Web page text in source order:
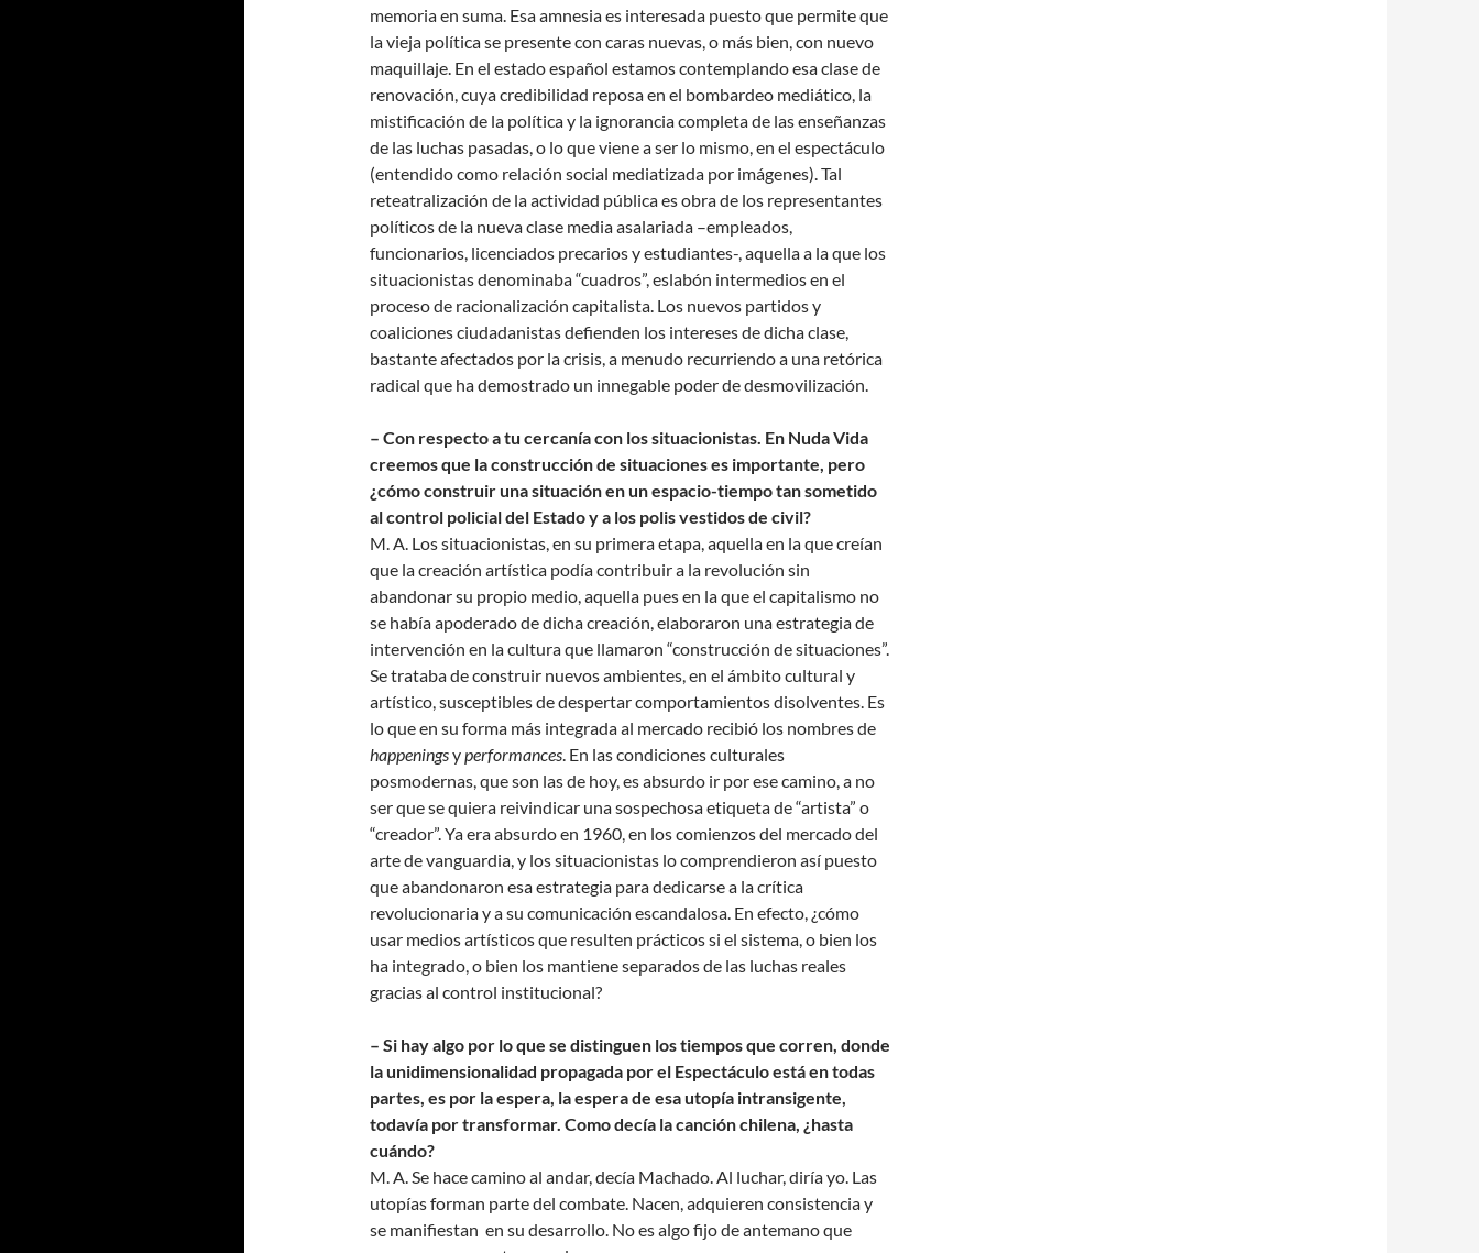
memoria en suma. Esa amnesia es interesada puesto que permite que
la vieja política se presente con caras nuevas, o más bien, con nuevo
maquillaje. En el estado español estamos contemplando esa clase de
renovación, cuya credibilidad reposa en el bombardeo mediático, la
mistificación de la política y la ignorancia completa de las enseñanzas
de las luchas pasadas, o lo que viene a ser lo mismo, en el espectáculo
(entendido como relación social mediatizada por imágenes). Tal
reteatralización de la actividad pública es obra de los representantes
políticos de la nueva clase media asalariada –empleados,
funcionarios, licenciados precarios y estudiantes-, aquella a la que los
situacionistas denominaba “cuadros”, eslabón intermedios en el
proceso de racionalización capitalista. Los nuevos partidos y
coaliciones ciudadanistas defienden los intereses de dicha clase,
bastante afectados por la crisis, a menudo recurriendo a una retórica
radical que ha demostrado un innegable poder de desmovilización.
– Con respecto a tu cercanía con los situacionistas. En Nuda Vida
creemos que la construcción de situaciones es importante, pero
¿cómo construir una situación en un espacio-tiempo tan sometido
al control policial del Estado y a los polis vestidos de civil?
M. A. Los situacionistas, en su primera etapa, aquella en la que creían
que la creación artística podía contribuir a la revolución sin
abandonar su propio medio, aquella pues en la que el capitalismo no
se había apoderado de dicha creación, elaboraron una estrategia de
intervención en la cultura que llamaron “construcción de situaciones”.
Se trataba de construir nuevos ambientes, en el ámbito cultural y
artístico, susceptibles de despertar comportamientos disolventes. Es
lo que en su forma más integrada al mercado recibió los nombres de
happeningsyperformances. En las condiciones culturales
posmodernas, que son las de hoy, es absurdo ir por ese camino, a no
ser que se quiera reivindicar una sospechosa etiqueta de “artista” o
“creador”. Ya era absurdo en 1960, en los comienzos del mercado del
arte de vanguardia, y los situacionistas lo comprendieron así puesto
que abandonaron esa estrategia para dedicarse a la crítica
revolucionaria y a su comunicación escandalosa. En efecto, ¿cómo
usar medios artísticos que resulten prácticos si el sistema, o bien los
ha integrado, o bien los mantiene separados de las luchas reales
gracias al control institucional?
– Si hay algo por lo que se distinguen los tiempos que corren, donde
la unidimensionalidad propagada por el Espectáculo está en todas
partes, es por la espera, la espera de esa utopía intransigente,
todavía por transformar. Como decía la canción chilena, ¿hasta
cuándo?
M. A. Se hace camino al andar, decía Machado. Al luchar, diría yo. Las
utopías forman parte del combate. Nacen, adquieren consistencia y
se manifiestan en su desarrollo. No es algo fijo de antemano que